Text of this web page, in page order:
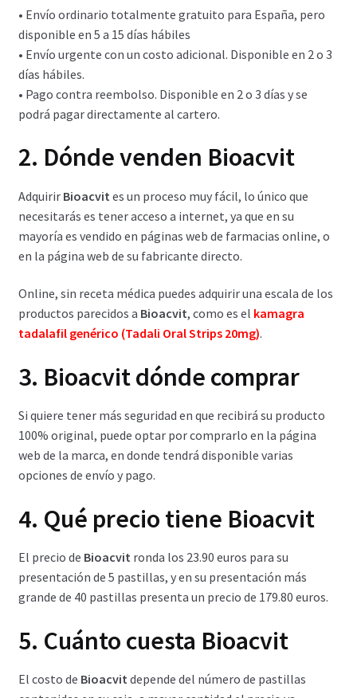
Pago
Política de privacidad
Preguntas frecuentes
Productos
Sobre nosotros
• Envío ordinario totalmente gratuito para España, pero
disponible en 5 a 15 días hábiles
• Envío urgente con un costo adicional. Disponible en 2 o 3
días hábiles.
• Pago contra reembolso. Disponible en 2 o 3 días y se
podrá pagar directamente al cartero.
2. Dónde venden Bioacvit
Adquirir Bioacvit es un proceso muy fácil, lo único que
necesitarás es tener acceso a internet, ya que en su
mayoría es vendido en páginas web de farmacias online, o
en la página web de su fabricante directo.
Online, sin receta médica puedes adquirir una escala de los
productos parecidos a Bioacvit, como es el kamagra
tadalafil genérico (Tadali Oral Strips 20mg).
3. Bioacvit dónde comprar
Si quiere tener más seguridad en que recibirá su producto
100% original, puede optar por comprarlo en la página
web de la marca, en donde tendrá disponible varias
opciones de envío y pago.
4. Qué precio tiene Bioacvit
El precio de Bioacvit ronda los 23.90 euros para su
presentación de 5 pastillas, y en su presentación más
grande de 40 pastillas presenta un precio de 179.80 euros.
5. Cuánto cuesta Bioacvit
El costo de Bioacvit depende del número de pastillas